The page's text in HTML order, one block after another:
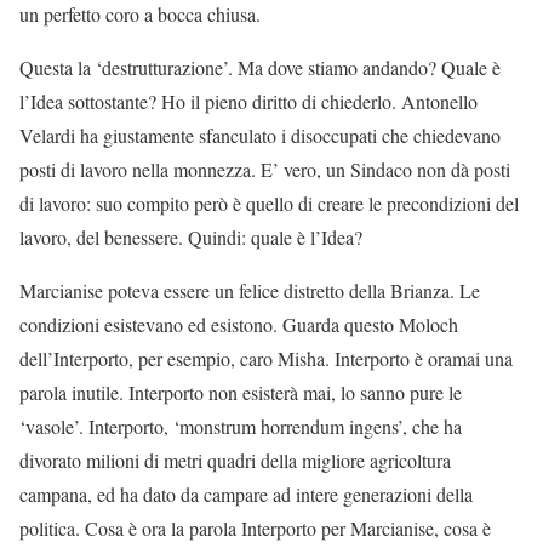
un perfetto coro a bocca chiusa.
Questa la ‘destrutturazione’. Ma dove stiamo andando? Quale è
l’Idea sottostante? Ho il pieno diritto di chiederlo. Antonello
Velardi ha giustamente sfanculato i disoccupati che chiedevano
posti di lavoro nella monnezza. E’ vero, un Sindaco non dà posti
di lavoro: suo compito però è quello di creare le precondizioni del
lavoro, del benessere. Quindi: quale è l’Idea?
Marcianise poteva essere un felice distretto della Brianza. Le
condizioni esistevano ed esistono. Guarda questo Moloch
dell’Interporto, per esempio, caro Misha. Interporto è oramai una
parola inutile. Interporto non esisterà mai, lo sanno pure le
‘vasole’. Interporto, ‘monstrum horrendum ingens’, che ha
divorato milioni di metri quadri della migliore agricoltura
campana, ed ha dato da campare ad intere generazioni della
politica. Cosa è ora la parola Interporto per Marcianise, cosa è